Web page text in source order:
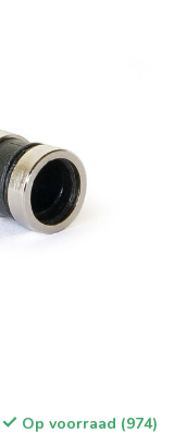
Op voorraad (974)